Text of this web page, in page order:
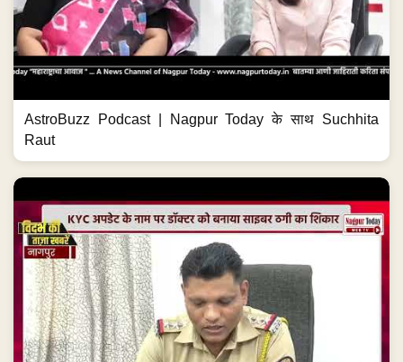
AstroBuzz Podcast | Nagpur Today के साथ Suchhita
Raut